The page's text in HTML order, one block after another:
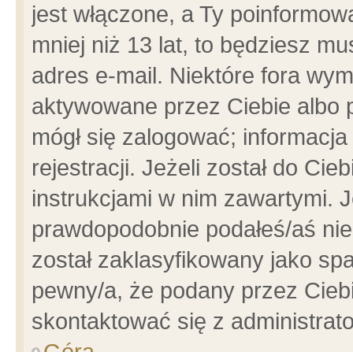
jest włączone, a Ty
mniej niż 13 lat, to będziesz
adres e-mail. Niektóre fora
aktywowane przez Ciebie albo
mógł się zalogować;
rejestracji. Jeżeli został do
instrukcjami w nim zawartymi.
prawdopodobnie podałeś/aś
został zaklasyfikowany jako
pewny/a, że podany przez
skontaktować się z